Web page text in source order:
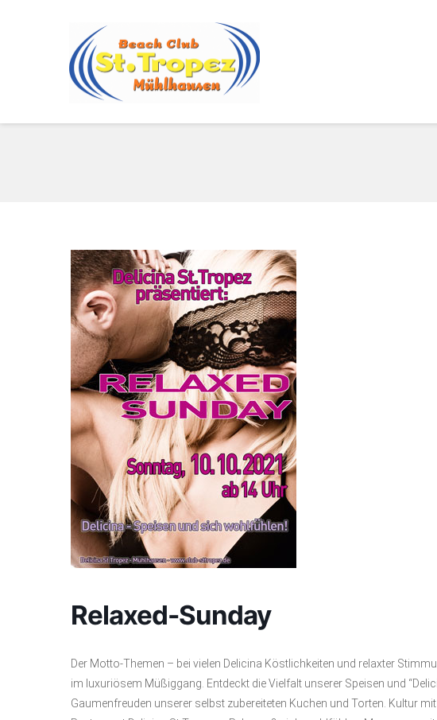
Relaxed-Sunday
Der Motto-Themen – bei vielen Delicina Köstlichkeiten und relaxter
im luxuriösem Müßiggang. Entdeckt die Vielfalt unserer Speisen und
Gaumenfreuden unserer selbst zubereiteten Kuchen und Torten. Kultur